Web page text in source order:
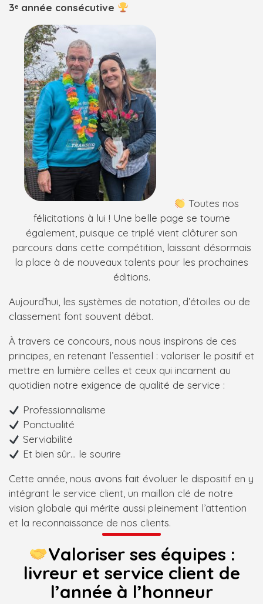
3ᵉ année consécutive
Toutes nos
félicitations à lui ! Une belle page se tourne
également, puisque ce triplé vient clôturer son
parcours dans cette compétition, laissant désormais
la place à de nouveaux talents pour les prochaines
éditions.
Aujourd’hui, les systèmes de notation, d’étoiles ou de
classement font souvent débat.
À travers ce concours, nous nous inspirons de ces
principes, en retenant l’essentiel : valoriser le positif et
mettre en lumière celles et ceux qui incarnent au
quotidien notre exigence de qualité de service :
Professionnalisme
Ponctualité
Serviabilité
Et bien sûr… le sourire
Cette année, nous avons fait évoluer le dispositif en y
intégrant le service client, un maillon clé de notre
vision globale qui mérite aussi pleinement l’attention
et la reconnaissance de nos clients.
Valoriser ses équipes :
livreur et service client de
l’année à l’honneur